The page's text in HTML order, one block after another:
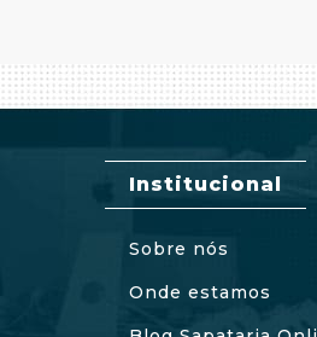
Institucional
Sobre nós
Onde estamos